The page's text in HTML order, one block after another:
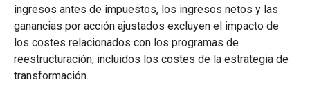
ingresos antes de impuestos, los ingresos netos y las
ganancias por acción ajustados excluyen el impacto de
los costes relacionados con los programas de
reestructuración, incluidos los costes de la estrategia de
transformación.